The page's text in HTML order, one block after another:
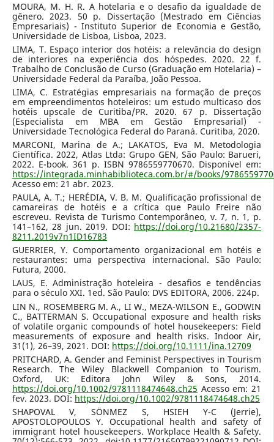
MOURA, M. H. R. A hotelaria e o desafio da igualdade de
gênero. 2023. 50 p. Dissertação (Mestrado em Ciências
Empresariais) - Instituto Superior de Economia e Gestão,
Universidade de Lisboa, Lisboa, 2023.
LIMA, T. Espaço interior dos hotéis: a relevância do design
de interiores na experiência dos hóspedes. 2020. 22 f.
Trabalho de Conclusão de Curso (Graduação em Hotelaria) –
Universidade Federal da Paraíba, João Pessoa.
LIMA, C. Estratégias empresariais na formação de preços
em empreendimentos hoteleiros: um estudo multicaso dos
hotéis upscale de Curitiba/PR. 2020. 67 p. Dissertação
(Especialista em MBA em Gestão Empresarial) -
Universidade Tecnológica Federal do Paraná. Curitiba, 2020.
MARCONI, Marina de A.; LAKATOS, Eva M. Metodologia
Científica. 2022, Atlas Ltda: Grupo GEN, São Paulo: Barueri,
2022. E-book. 361 p. ISBN 9786559770670. Disponível em:
https://integrada.minhabiblioteca.com.br/#/books/
Acesso em: 21 abr. 2023.
PAULA, A. T.; HERÉDIA, V. B. M. Qualificação profissional de
camareiras de hotéis e a crítica que Paulo Freire não
escreveu. Revista de Turismo Contemporâneo, v. 7, n. 1, p.
141–162, 28 jun. 2019. DOI: https://doi.org/10.21680/2357-
8211.2019v7n1ID16783
GUERRIER, Y. Comportamento organizacional em hotéis e
restaurantes: uma perspectiva internacional. São Paulo:
Futura, 2000.
LAUS, E. Administração hoteleira - desafios e tendências
para o século XXI. 1ed. São Paulo: DVS EDITORA, 2006. 224p.
LIN N., ROSEMBERG M. A., LI W., MEZA-WILSON E., GODWIN
C., BATTERMAN S. Occupational exposure and health risks
of volatile organic compounds of hotel housekeepers: Field
measurements of exposure and health risks. Indoor Air,
31(1), 26–39, 2021. DOI: https://doi.org/10.1111/ina.12709
PRITCHARD, A. Gender and Feminist Perspectives in Tourism
Research. The Wiley Blackwell Companion to Tourism.
Oxford, UK: Editora John Wiley & Sons, 2014.
https://doi.org/10.1002/9781118474648.ch25 Acesso em: 21
fev. 2023. DOI: https://doi.org/10.1002/9781118474648.ch25
SHAPOVAL V, SÖNMEZ S, HSIEH Y-C (Jerrie),
APOSTOLOPOULOS Y. Occupational health and safety of
immigrant hotel housekeepers. Workplace Health & Safety.